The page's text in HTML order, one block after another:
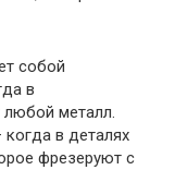
собой
в
любой металл.
когда в деталях
фрезеруют с